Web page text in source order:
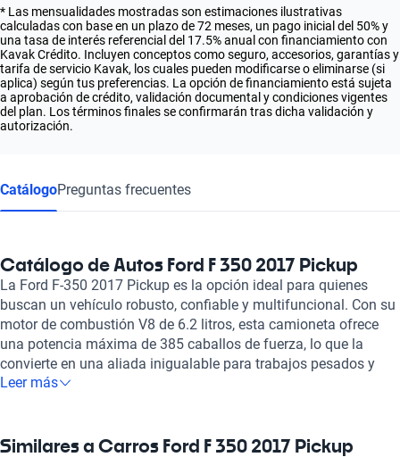
* Las mensualidades mostradas son estimaciones ilustrativas
calculadas con base en un plazo de 72 meses, un pago inicial del 50% y
una tasa de interés referencial del 17.5% anual con financiamiento con
Kavak Crédito. Incluyen conceptos como seguro, accesorios, garantías y
tarifa de servicio Kavak, los cuales pueden modificarse o eliminarse (si
aplica) según tus preferencias. La opción de financiamiento está sujeta
a aprobación de crédito, validación documental y condiciones vigentes
del plan. Los términos finales se confirmarán tras dicha validación y
autorización.
CatálogoPreguntas frecuentes
Catálogo de Autos Ford F 350 2017 Pickup
La Ford F-350 2017 Pickup es la opción ideal para quienes
buscan un vehículo robusto, confiable y multifuncional. Con su
motor de combustión V8 de 6.2 litros, esta camioneta ofrece
una potencia máxima de 385 caballos de fuerza, lo que la
convierte en una aliada inigualable para trabajos pesados y
aventuras en carretera. Gracias a su transmisión automática y
la Ford F-350 2017 Pickup es su capacidad de carga. Con
Leer más
Similares a Carros Ford F 350 2017 Pickup